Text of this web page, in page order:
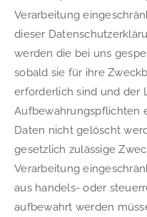
Verarbeitung
dieser
werden die bei uns
sobald sie für ihre
erforderlich sind und der
Aufbewahrungspflichten
Daten nicht gelöscht
gesetzlich zulässige
Verarbeitung
aus handels- oder
aufbewahrt werden